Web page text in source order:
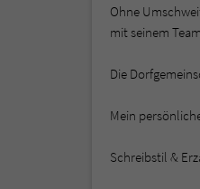
Ohne
mit seinem
Die
Mein
Schreibstil &